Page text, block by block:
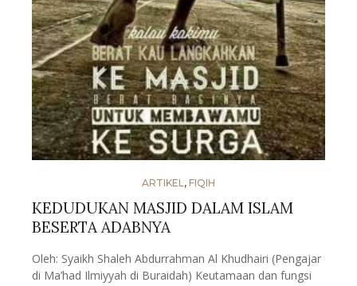
ARTIKEL , FIQIH
KEDUDUKAN MASJID DALAM ISLAM
BESERTA ADABNYA
Oleh: Syaikh Shaleh Abdurrahman Al Khudhairi (Pengajar
di Ma’had Ilmiyyah di Buraidah) Keutamaan dan fungsi